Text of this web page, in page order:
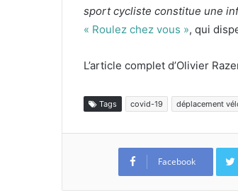
sport cycliste con­stitue une
« Roulez chez vous », qui
L’article com­plet d’Olivier
Tags covid-19 déplacement
Facebook